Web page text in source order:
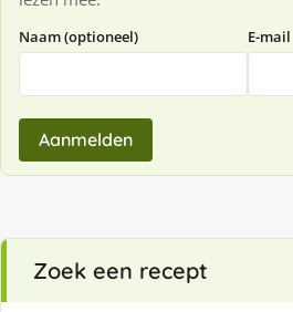
Naam (optioneel) E-mail
Aanmelden
Zoek een recept